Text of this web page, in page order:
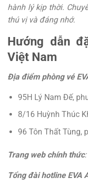
hành lý kịp thời.
thú vị và đáng nhớ.
Hướng dẫn
Việt Nam
Địa điểm phòng vé
95H Lý Nam Đế,
8/16 Huỳnh Thúc
96 Tôn Thất Tùng,
Trang web chính thức:
Tổng đài hotline EVA